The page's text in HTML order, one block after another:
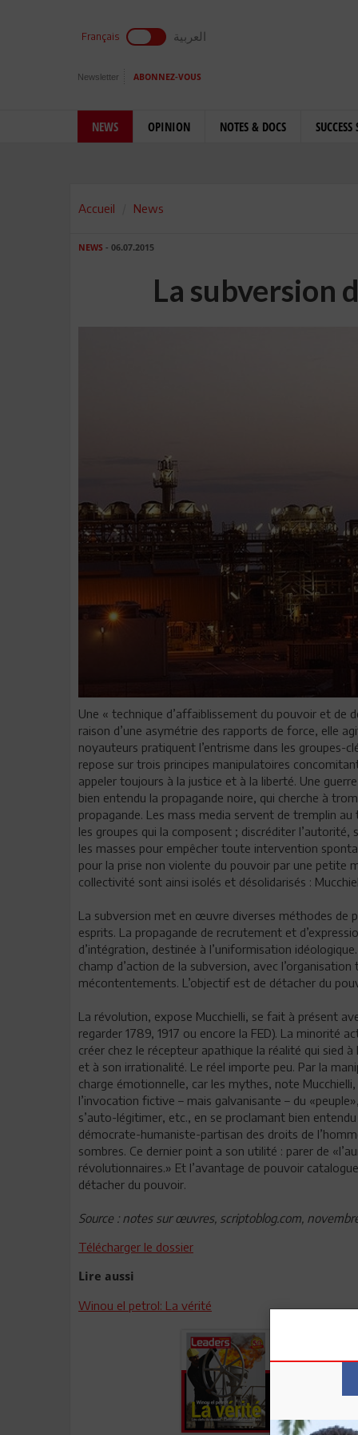
Français العربية
Newsletter ABONNEZ-VOUS
NEWS OPINION NOTES & DOCS SUCCESS
Accueil News
NEWS - 06.07.2015
La subversion
Une « technique d’affaiblissement du pouvoir et de
raison d’une asymétrie des rapports de force, elle
noyauteurs pratiquent l’entrisme dans les groupes-
repose sur trois principes manipulatoires
appeler toujours à la justice et à la liberté. Une
bien entendu la propagande noire, qui cherche à
propagande. Les mass media servent de tremplin
les groupes qui la composent ; discréditer
les masses pour empêcher toute intervention
pour la prise non violente du pouvoir par une petite
collectivité sont ainsi isolés et désolidarisés :
La subversion met en œuvre diverses méthodes de
esprits. La propagande de recrutement et
d’intégration, destinée à l’uniformisation
champ d’action de la subversion, avec
mécontentements. L’objectif est de détacher du
La révolution, expose Mucchielli, se fait à présent
regarder 1789, 1917 ou encore la FED). La minorité
créer chez le récepteur apathique la réalité qui sied à
et à son irrationalité. Le réel importe peu. Par la
charge émotionnelle, car les mythes, note
l’invocation fictive – mais galvanisante – du
s’auto-légitimer, etc., en se proclamant bien
démocrate-humaniste-partisan des droits de
sombres. Ce dernier point a son utilité : parer de
révolutionnaires.» Et l’avantage de pouvoir
détacher du pouvoir.
Source : notes sur œuvres, scriptoblog.com,
Télécharger le dossier
Lire aussi
Winou el petrol: La vérité